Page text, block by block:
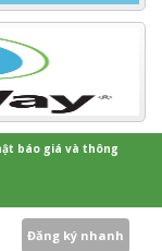
báo giá và thông